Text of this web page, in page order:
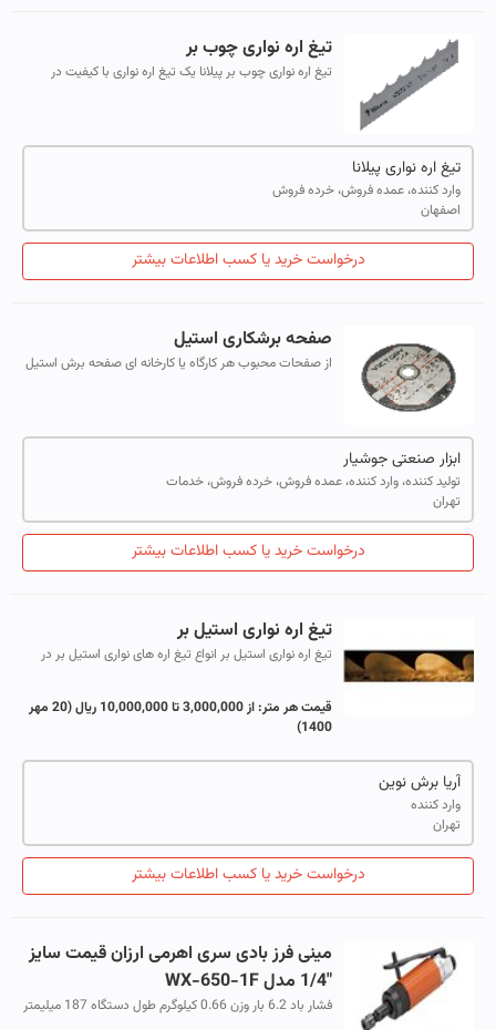
تیغ اره نواری چوب بر
تیغ اره نواری چوب بر پیلانا یک تیغ اره نواری با کیفیت در
تیغ اره نواری پیلانا
وارد کننده، عمده فروش، خرده فروش
اصفهان
درخواست خرید یا کسب اطلاعات بیشتر
صفحه برشکاری استیل
از صفحات محبوب هر کارگاه یا کارخانه ای صفحه برش استیل
ابزار صنعتی جوشیار
تولید کننده، وارد کننده، عمده فروش، خرده فروش، خدمات
تهران
درخواست خرید یا کسب اطلاعات بیشتر
تیغ اره نواری استیل بر
تیغ اره نواری استیل بر انواع تیغ اره های نواری استیل بر در
قیمت هر متر:از 3,000,000 تا 10,000,000 ریال
(20 مهر
1400)
آریا برش نوین
وارد کننده
تهران
درخواست خرید یا کسب اطلاعات بیشتر
مینی فرز بادی سری اهرمی ارزان قیمت سایز
"1/4 مدل WX-650-1F
فشار باد 6.2 بار وزن 0.66 کیلوگرم طول دستگاه 187 میلیمتر